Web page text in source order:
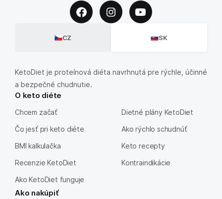
CZ SK
KetoDiet je proteínová diéta navrhnutá pre rýchle, účinné
a bezpečné chudnutie.
O keto diéte
Chcem začať
Čo jesť pri keto diéte
BMI kalkulačka
Recenzie KetoDiet
Ako KetoDiet funguje
Dietné plány KetoDiet
Ako rýchlo schudnúť
Keto recepty
Kontraindikácie
Ako nakúpiť